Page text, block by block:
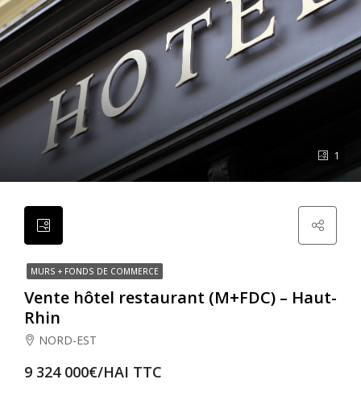
1
MURS + FONDS DE COMMERCE
Vente hôtel restaurant (M+FDC) – Haut-
Rhin
NORD-EST
9 324 000€/HAI TTC